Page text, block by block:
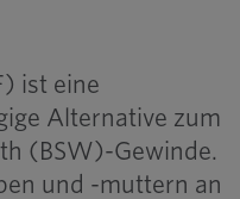
ist eine
Alternative zum
(BSW)-Gewinde.
und -muttern an